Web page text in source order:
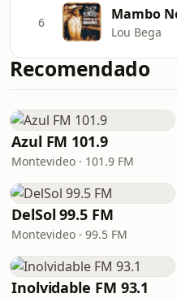
6 Mambo
Lou Bega
Recomendado
Azul FM 101.9
Montevideo · 101.9 FM
DelSol 99.5 FM
Montevideo · 99.5 FM
Inolvidable FM 93.1